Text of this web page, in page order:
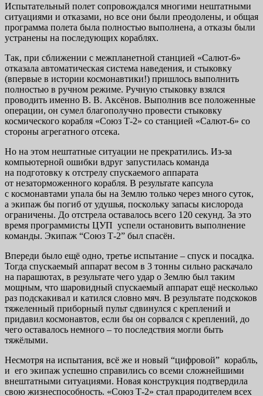
Испытательный полет сопровождался многими нештатными
ситуациями и отказами, но все они были преодолены, и общая
программа полета была полностью выполнена, а отказы были
устранены на последующих кораблях.
Так, при сближении с межпланетной станцией «Салют-6»
отказала автоматическая система наведения, и стыковку
(впервые в истории космонавтики!) пришлось выполнить
полностью в ручном режиме. Ручную стыковку взялся
проводить именно В. В. Аксёнов. Выполнив все положенные
операции, он сумел благополучно провести стыковку
космического корабля «Союз Т-2» со станцией «Салют-6» со
стороны агрегатного отсека.
Но на этом нештатные ситуации не прекратились. Из-за
компьютерной ошибки вдруг запустилась команда
на подготовку к отстрелу спускаемого аппарата
от незаторможенного корабля. В результате капсула
с космонавтами упала бы на Землю только через много суток,
а экипаж бы погиб от удушья, поскольку запасы кислорода
ограничены. До отстрела оставалось всего 120 секунд. За это
время программисты ЦУП успели остановить выполнение
команды. Экипаж “Союз Т-2” был спасён.
Впереди было ещё одно, третье испытание – спуск и посадка.
Тогда спускаемый аппарат весом в 3 тонны сильно раскачало
на парашютах, в результате чего удар о Землю был таким
мощным, что шаровидный спускаемый аппарат ещё несколько
раз подскакивал и катился словно мяч. В результате подскоков
тяжеленный приборный пульт сдвинулся с креплений и
придавил космонавтов, если бы он сорвался с креплений, до
чего оставалось немного – то последствия могли быть
тяжёлыми.
Несмотря на испытания, всё же и новый “цифровой” корабль,
и его экипаж успешно справились со всеми сложнейшими
внештатными ситуациями. Новая конструкция подтвердила
свою жизнеспособность. «Союз Т-2» стал прародителем всех